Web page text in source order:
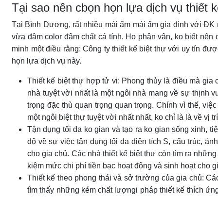
Tại sao nên cbọn họn lựa dịch vụ thiết
Tại Bình Dương, rất nhiều mái ấm mái ấm gia đình với
vừa đậm color đậm chất cá tính. Họ phân vân, ko biết
minh một điều rằng: Công ty thiết kế biệt thự với uy tín
họn lựa dịch vụ này.
Thiết kế biệt thự hợp tử vi: Phong thủy là điều mà gia
nhà tuyệt vời nhất là một ngôi nhà mang về sự
trọng đặc thù quan trọng quan trọng. Chính vì thế,
một ngôi biệt thự tuyệt vời nhất nhất, ko chỉ là là về vị
Tận dụng tối đa ko gian và tạo ra ko gian sống xinh,
độ về sự việc tận dụng tối đa diện tích S, cấu trúc,
cho gia chủ. Các nhà thiết kế biệt thự còn tìm ra
kiệm mức chi phí tiền bạc hoạt động và sinh hoạt cho
Thiết kế theo phong thái và sở trường của gia chủ:
tìm thấy những kém chất lượngi pháp thiết kế thích